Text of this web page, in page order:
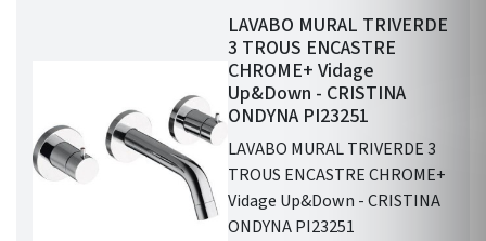
flexible pour douchette de 150
cm.
LAVABO MURAL TRIVERDE
3 TROUS ENCASTRE
CHROME+ Vidage
Up&Down - CRISTINA
ONDYNA PI23251
LAVABO MURAL TRIVERDE 3
TROUS ENCASTRE CHROME+
Vidage Up&Down - CRISTINA
ONDYNA PI23251